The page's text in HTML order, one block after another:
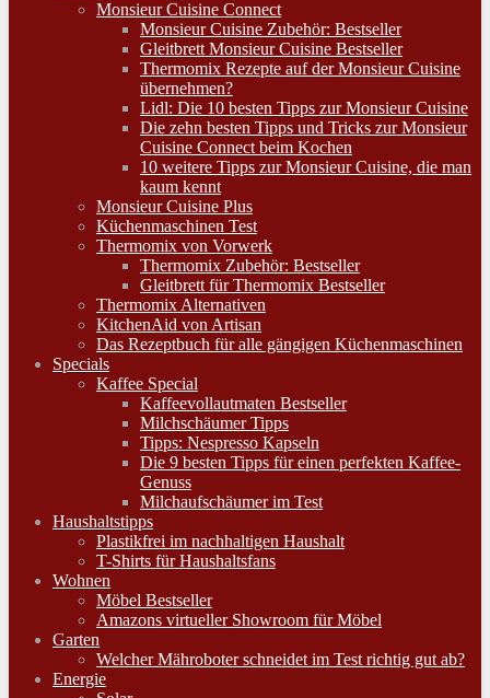
Monsieur Cuisine Connect
Monsieur Cuisine Zubehör: Bestseller
Gleitbrett Monsieur Cuisine Bestseller
Thermomix Rezepte auf der Monsieur Cuisine
übernehmen?
Lidl: Die 10 besten Tipps zur Monsieur Cuisine
Die zehn besten Tipps und Tricks zur Monsieur
Cuisine Connect beim Kochen
10 weitere Tipps zur Monsieur Cuisine, die man
kaum kennt
Monsieur Cuisine Plus
Küchenmaschinen Test
Thermomix von Vorwerk
Thermomix Zubehör: Bestseller
Gleitbrett für Thermomix Bestseller
Thermomix Alternativen
KitchenAid von Artisan
Das Rezeptbuch für alle gängigen Küchenmaschinen
Specials
Kaffee Special
Kaffeevollautmaten Bestseller
Milchschäumer Tipps
Tipps: Nespresso Kapseln
Die 9 besten Tipps für einen perfekten Kaffee-
Genuss
Milchaufschäumer im Test
Haushaltstipps
Plastikfrei im nachhaltigen Haushalt
T-Shirts für Haushaltsfans
Wohnen
Möbel Bestseller
Amazons virtueller Showroom für Möbel
Garten
Welcher Mähroboter schneidet im Test richtig gut ab?
Energie